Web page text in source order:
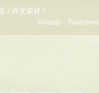
/ 作文素材 /
Sitemap Baidunews